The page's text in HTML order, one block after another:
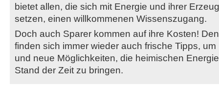
bietet allen, die sich mit Energie und ihrer
setzen, einen willkommenen Wissenszugang.
Doch auch Sparer kommen auf ihre Kosten!
finden sich immer wieder auch frische Tipps,
und neue Möglichkeiten, die heimischen
Stand der Zeit zu bringen.